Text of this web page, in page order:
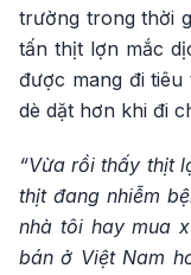
trường trong thời
tấn thịt lợn mắc
được mang đi
dè dặt hơn khi đi
“Vừa rồi thấy thịt
thịt đang nhiễm
nhà tôi hay mua
bán ở Việt Nam